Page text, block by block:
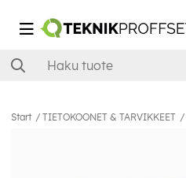
Start TIETOKOONET & TARVIKKEET